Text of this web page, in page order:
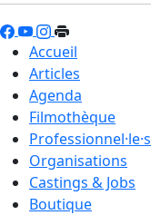
Accueil
Articles
Agenda
Filmothèque
Professionnel·le·s
Organisations
Castings & Jobs
Boutique